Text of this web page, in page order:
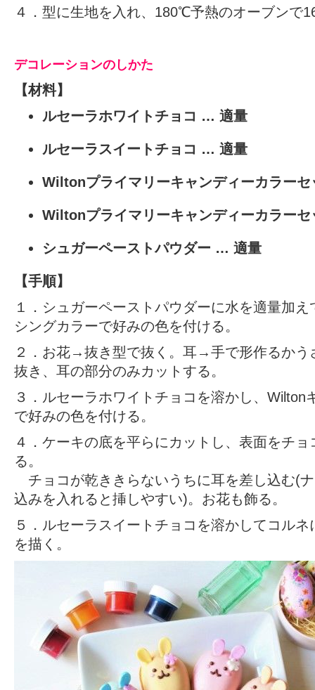
４．型に生地を入れ、180℃予熱のオーブンで
デコレーションのしかた
【材料】
ルセーラホワイトチョコ … 適量
ルセーラスイートチョコ … 適量
Wiltonプライマリーキャンディーカラーセ
Wiltonプライマリーキャンディーカラーセ
シュガーペーストパウダー … 適量
【手順】
１．シュガーペーストパウダーに水を適量加
シングカラーで好みの色を付ける。
２．お花→抜き型で抜く。耳→手で形作るかう
抜き、耳の部分のみカットする。
３．ルセーラホワイトチョコを溶かし、Wilton
で好みの色を付ける。
４．ケーキの底を平らにカットし、表面をチ
る。
チョコが乾ききらないうちに耳を差し込む(
込みを入れると挿しやすい)。お花も飾る。
５．ルセーラスイートチョコを溶かしてコル
を描く。